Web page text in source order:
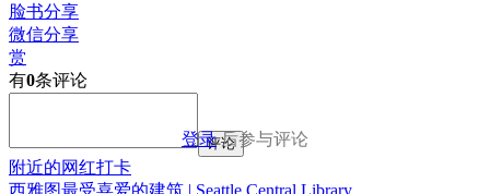
脸书分享
微信分享
赏
有0条评论
登录后参与评论
评论
附近的网红打卡
西雅图最受喜爱的建筑 | Seattle Central Library